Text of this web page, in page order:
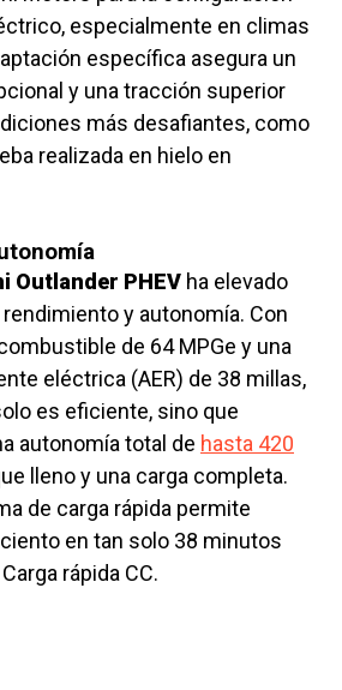
especialmente en climas
específica asegura un
y una tracción superior
más desafiantes, como
realizada en hielo en
Outlander PHEV ha elevado
y autonomía. Con
de 64 MPGe y una
eléctrica (AER) de 38 millas,
es eficiente, sino que
autonomía total de hasta 420
lleno y una carga completa.
de carga rápida permite
en tan solo 38 minutos
rápida CC.